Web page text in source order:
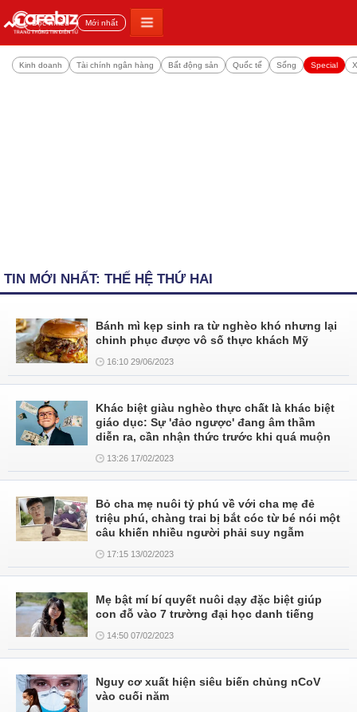
Đọc nhiều Mới nhất
Kinh doanh Tài chính ngân hàng Bất động sản Quốc tế Sống Special
TIN MỚI NHẤT: THẾ HỆ THỨ HAI
Bánh mì kẹp sinh ra từ nghèo khó nhưng lại
chinh phục được vô số thực khách Mỹ
16:10 29/06/2023
Khác biệt giàu nghèo thực chất là khác biệt
giáo dục: Sự 'đảo ngược' đang âm thầm
diễn ra, cần nhận thức trước khi quá muộn
13:26 17/02/2023
Bỏ cha mẹ nuôi tỷ phú về với cha mẹ đẻ
triệu phú, chàng trai bị bắt cóc từ bé nói một
câu khiến nhiều người phải suy ngẫm
17:15 13/02/2023
Mẹ bật mí bí quyết nuôi dạy đặc biệt giúp
con đỗ vào 7 trường đại học danh tiếng
14:50 07/02/2023
Nguy cơ xuất hiện siêu biến chủng nCoV
vào cuối năm